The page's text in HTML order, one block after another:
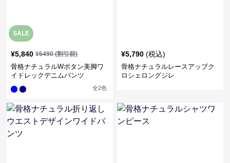
SALE
¥5,840 ¥6490(割引前)
骨格ナチュラルWボタン美脚ワ
イドレックデニムパンツ
全2色
¥5,790 (税込)
骨格ナチュラルレースアップク
ロシェロングジレ